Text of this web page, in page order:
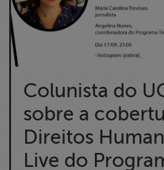
Colunista do
sobre a
Direitos
Live do